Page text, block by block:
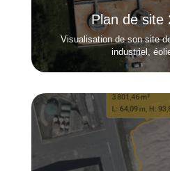
Plan de site
Visualisation de son site
industriel,